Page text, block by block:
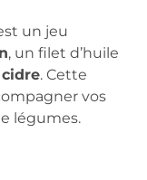
un jeu
, un filet d’huile
. Cette
vos
légumes.